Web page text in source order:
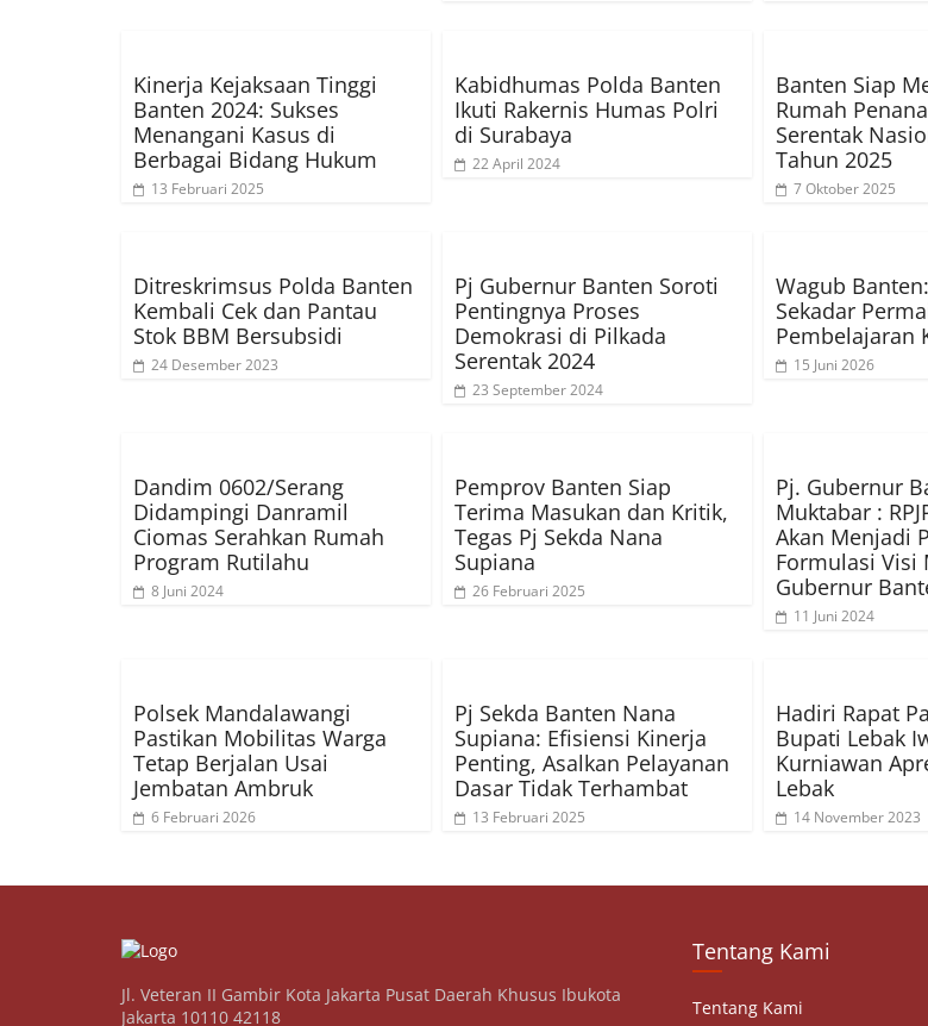
Kinerja Kejaksaan Tinggi
Banten 2024: Sukses
Menangani Kasus di
Berbagai Bidang Hukum
13 Februari 2025
Kabidhumas Polda Banten
Ikuti Rakernis Humas Polri
di Surabaya
22 April 2024
Banten Siap
Rumah
Serentak
Tahun 2025
7 Oktober 2025
Ditreskrimsus Polda Banten
Kembali Cek dan Pantau
Stok BBM Bersubsidi
24 Desember 2023
Pj Gubernur Banten Soroti
Pentingnya Proses
Demokrasi di Pilkada
Serentak 2024
23 September 2024
Wagub
Sekadar
Pembelajaran
15 Juni 2026
Dandim 0602/Serang
Didampingi Danramil
Ciomas Serahkan Rumah
Program Rutilahu
8 Juni 2024
Pemprov Banten Siap
Terima Masukan dan Kritik,
Tegas Pj Sekda Nana
Supiana
26 Februari 2025
Pj. Gubernur
Muktabar :
Akan Menjadi
Formulasi Visi
Gubernur
11 Juni 2024
Polsek Mandalawangi
Pastikan Mobilitas Warga
Tetap Berjalan Usai
Jembatan Ambruk
6 Februari 2026
Pj Sekda Banten Nana
Supiana: Efisiensi Kinerja
Penting, Asalkan Pelayanan
Dasar Tidak Terhambat
13 Februari 2025
Hadiri Rapat
Bupati Lebak
Kurniawan
Lebak
14 November 2023
Jl. Veteran II Gambir Kota Jakarta Pusat Daerah Khusus Ibukota
Jakarta 10110 42118
Tentang Kami
Tentang Kami